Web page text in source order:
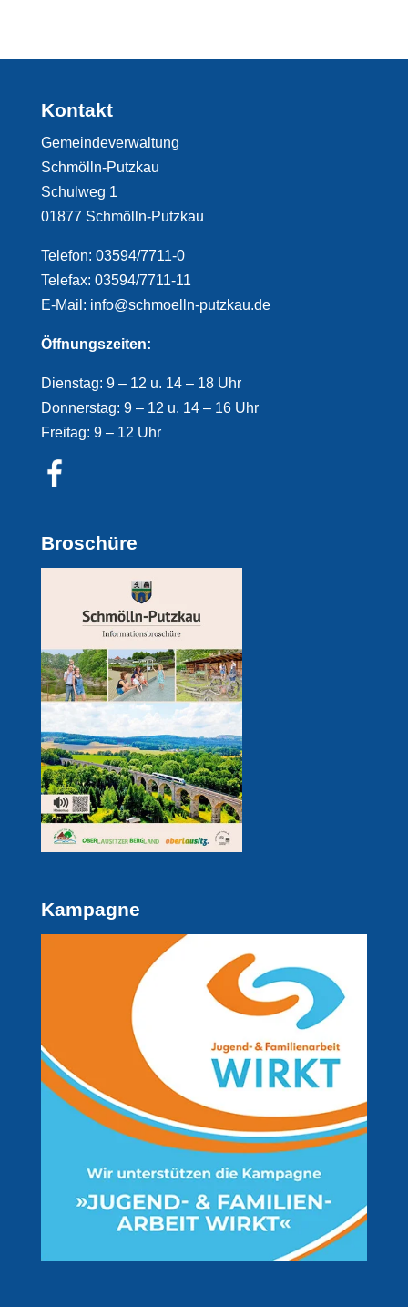
Kontakt
Gemeindeverwaltung
Schmölln-Putzkau
Schulweg 1
01877 Schmölln-Putzkau
Telefon: 03594/7711-0
Telefax: 03594/7711-11
E-Mail: info@schmoelln-putzkau.de
Öffnungszeiten:
Dienstag: 9 – 12 u. 14 – 18 Uhr
Donnerstag: 9 – 12 u. 14 – 16 Uhr
Freitag: 9 – 12 Uhr
Broschüre
Kampagne